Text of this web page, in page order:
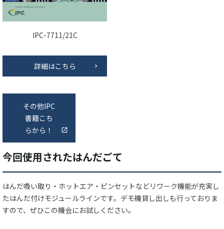
IPC-7711/21C
詳細はこちら
その他IPC
書籍こち
らから！
今回使用されたはんだごて
はんだ吸い取り・ホットエア・ピンセットなどリワーク機能が充実し
たはんだ付けモジュールラインです。デモ機貸し出しも行っておりま
すので、ぜひこの機会にお試しください。